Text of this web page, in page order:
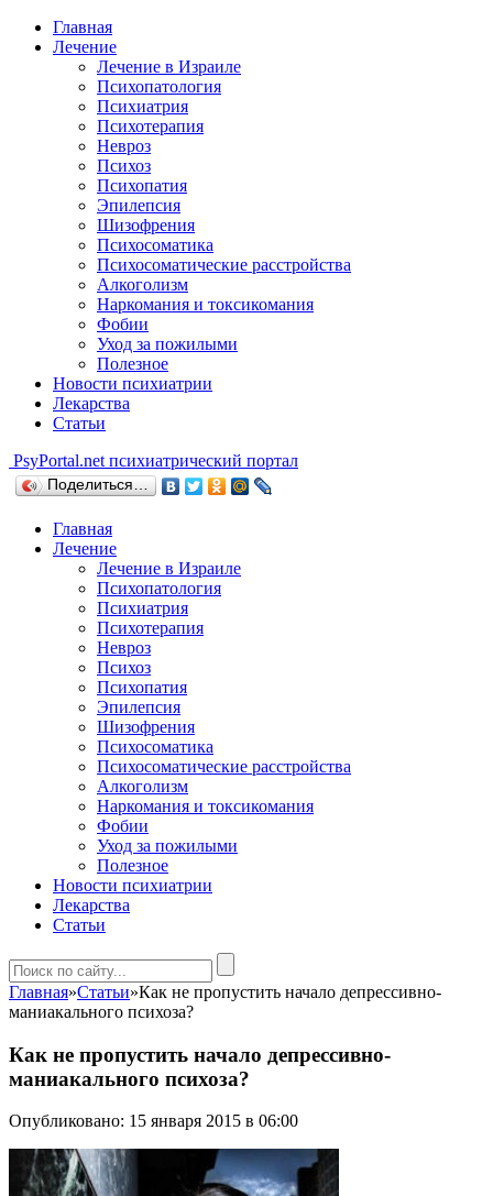
Главная
Лечение
Лечение в Израиле
Психопатология
Психиатрия
Психотерапия
Невроз
Психоз
Психопатия
Эпилепсия
Шизофрения
Психосоматика
Психосоматические расстройства
Алкоголизм
Наркомания и токсикомания
Фобии
Уход за пожилыми
Полезное
Новости психиатрии
Лекарства
Статьи
PsyPortal.net психиатрический портал
Поделиться…
Главная
Лечение
Лечение в Израиле
Психопатология
Психиатрия
Психотерапия
Невроз
Психоз
Психопатия
Эпилепсия
Шизофрения
Психосоматика
Психосоматические расстройства
Алкоголизм
Наркомания и токсикомания
Фобии
Уход за пожилыми
Полезное
Новости психиатрии
Лекарства
Статьи
Главная»Статьи»Как не пропустить начало депрессивно-
маниакального психоза?
Как не пропустить начало депрессивно-
маниакального психоза?
Опубликовано: 15 января 2015 в 06:00